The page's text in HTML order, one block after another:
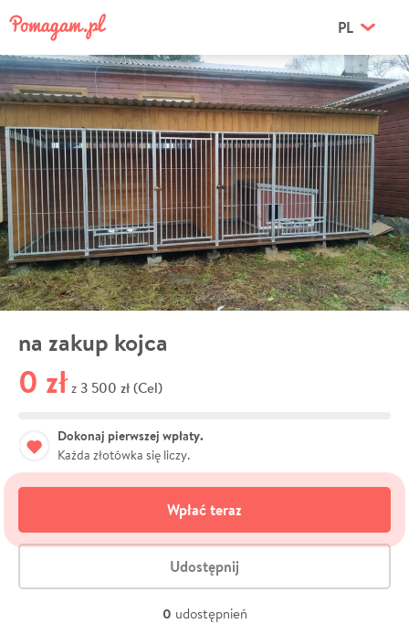
PL
na zakup kojca
0 zł z 3 500 zł (Cel)
Dokonaj pierwszej wpłaty.
Każda złotówka się liczy.
Wpłać teraz
Udostępnij
0 udostępnień